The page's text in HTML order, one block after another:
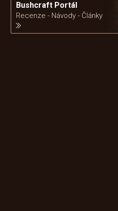
Bushcraft Portál
Recenze - Návody - Články